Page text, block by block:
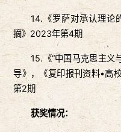
14.《罗萨对承认理论
摘》2023年第4期
15.《“中国马克思主义
导》，《复印报刊资料•高
第2期
获奖情况：